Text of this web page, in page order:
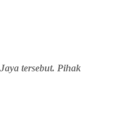
tersebut. Pihak